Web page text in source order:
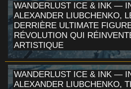
WANDERLUST ICE & INK —
ALEXANDER LIUBCHENKO,
DERRIÈRE ULTIMATE
RÉVOLUTION QUI
ARTISTIQUE
WANDERLUST ICE & INK —
ALEXANDER LIUBCHENKO,